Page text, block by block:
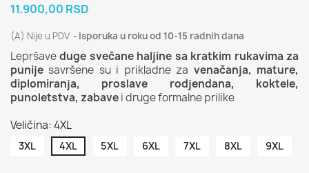
11.900,00 RSD
(A) Nije u PDV Isporuka u roku od 10-15 radnih dana
Lepršaveduge svečane haljine sa kratkim rukavima za
punije savršene su i prikladne za venačanja, mature,
diplomiranja, proslave rodjendana, koktele,
punoletstva, zabavei druge formalne prilike
Veličina: 4XL
3XL 4XL 5XL 6XL 7XL 8XL 9XL